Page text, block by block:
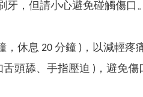
，但請小心避免碰觸傷口。
休息 20 分鐘 )，以減輕疼
頭舔、手指壓迫 )，避免